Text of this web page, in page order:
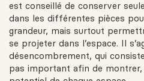
est conseillé de conserver
dans les différentes pièces
grandeur, mais surtout
se projeter dans l’espace. Il
désencombrement, qui
pas important afin de